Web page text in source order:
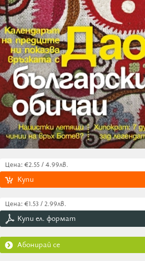
Цена: €2.55 / 4.99лв.
Купи
Цена: €1.53 / 2.99лв.
Купи ел. формат
Абонирай се